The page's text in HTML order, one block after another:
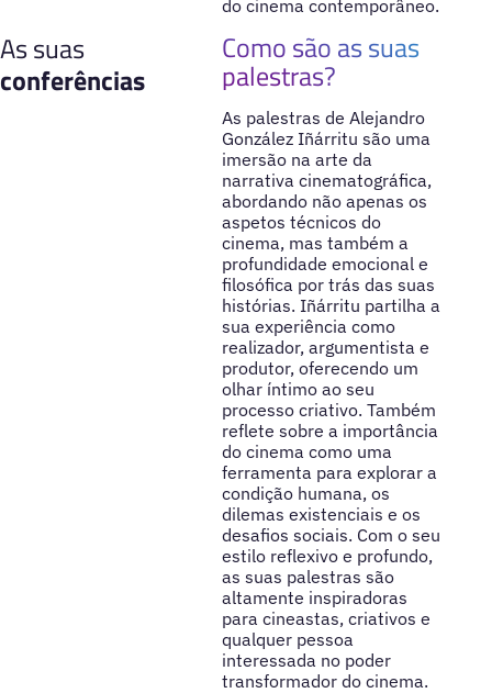
do cinema contemporâneo.
As suas
conferências
Como são as suas
palestras?
As palestras de Alejandro
González Iñárritu são uma
imersão na arte da
narrativa cinematográfica,
abordando não apenas os
aspetos técnicos do
cinema, mas também a
profundidade emocional e
filosófica por trás das suas
histórias. Iñárritu partilha a
sua experiência como
realizador, argumentista e
produtor, oferecendo um
olhar íntimo ao seu
processo criativo. Também
reflete sobre a importância
do cinema como uma
ferramenta para explorar a
condição humana, os
dilemas existenciais e os
desafios sociais. Com o seu
estilo reflexivo e profundo,
as suas palestras são
altamente inspiradoras
para cineastas, criativos e
qualquer pessoa
interessada no poder
transformador do cinema.